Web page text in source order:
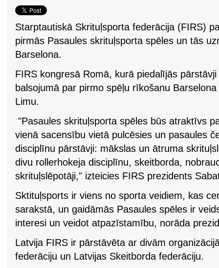
Starptautiskā Skrituļsporta federācija (FIRS)
pirmās Pasaules skrituļsporta spēles un tās
Barselona.
FIRS kongresā Romā, kurā piedalījās
balsojumā par pirmo spēļu rīkošanu
Limu.
"Pasaules skrituļsporta spēles būs atraktīvs
vienā sacensību vietā pulcēsies un pasaules
disciplīnu pārstāvji: mākslas un ātruma
divu rollerhokeja disciplīnu, skeitborda,
skrituļslēpotāji," izteicies FIRS prezidents
Sktituļsports ir viens no sporta veidiem, kas
sarakstā, un gaidāmās Pasaules spēles ir
interesi un veidot atpazīstamību, norāda
Latvija FIRS ir pārstāvēta ar divām
federāciju un Latvijas Skeitborda federāciju.